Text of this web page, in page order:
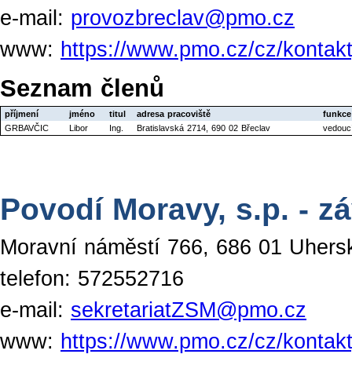
e-mail: provozbreclav@pmo.cz
www: https://www.pmo.cz/cz/
Seznam členů
příjmení jméno titul adresa pracoviště
funkce
GRBAVČIC
Libor Ing. Bratislavská 2714, 690 02 Břeclav
Povodí Moravy, s.p. -
Moravní náměstí 766, 686 01
telefon: 572552716
e-mail: sekretariatZSM@pmo.cz
www: https://www.pmo.cz/cz/